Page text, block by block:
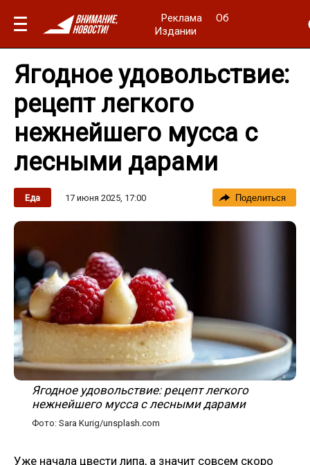
Реклама
Об
Издании
Ягодное удовольствие:
рецепт легкого
нежнейшего мусса с
лесными дарами
Еда 17 июня 2025, 17:00 Поделиться
Ягодное удовольствие: рецепт легкого
нежнейшего мусса с лесными дарами
Фото: Sara Kurig/unsplash.com
Уже начала цвести липа, а значит совсем скоро